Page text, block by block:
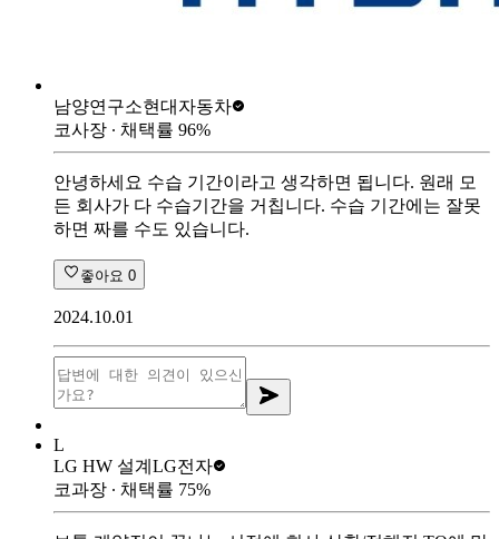
남양연구소현대자동차
코사장 ∙ 채택률 96%
안녕하세요 수습 기간이라고 생각하면 됩니다. 원래 모
든 회사가 다 수습기간을 거칩니다. 수습 기간에는 잘못
하면 짜를 수도 있습니다.
좋아요 0
2024.10.01
L
LG HW 설계 LG전자
코과장 ∙ 채택률 75%